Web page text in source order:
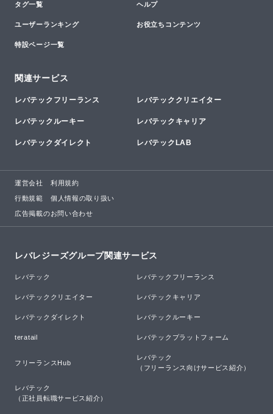
タグ一覧 ヘルプ
ユーザーランキング お役立ちコンテンツ
特設ページ一覧
関連サービス
レバテックフリーランス レバテッククリエイター
レバテックルーキー レバテックキャリア
レバテックダイレクト レバテックLAB
運営会社 利用規約
行動規範 個人情報の取り扱い
広告掲載のお問い合わせ
レバレジーズグループ関連サービス
レバテック レバテックフリーランス
レバテッククリエイター レバテックキャリア
レバテックダイレクト レバテックルーキー
teratail レバテックプラットフォーム
フリーランスHub
レバテック
（フリーランス向けサービス紹介）
レバテック
（正社員転職サービス紹介）